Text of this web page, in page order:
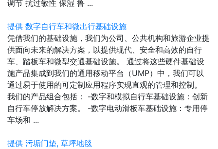
调节 抗过敏性 保湿 鲁 ...
提供 数字自行车和微出行基础设施
凭借我们的基础设施，我们为公司、公共机构和旅游企业提
供面向未来的解决方案，以提供现代、安全和高效的自行
车、踏板车和微型交通基础设施。 通过将这些硬件基础设
施产品集成到我们的通用移动平台（UMP）中，我们可以
通过易于使用的可定制应用程序实现直观的管理和控制。
我们的产品组合包括： -数字和模拟自行车基础设施：创新
自行车停放解决方案。 -数字电动滑板车基础设施：专用停
车场和 ...
提供 污垢门垫, 草坪地毯